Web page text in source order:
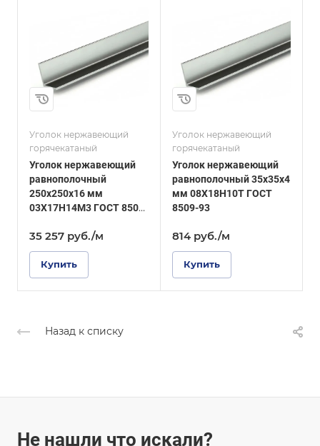
Уголок нержавеющий
горячекатаный
Уголок нержавеющий
равнополочный
250х250х16 мм
03Х17Н14М3 ГОСТ 8509-
35 257 руб./м
Купить
Равнополочный
Высота, мм
35
Толщина, мм
4
ГОСТ, ТУ
ГОСТ 8509-93
Поверхность
Зеркальная
Уголок нержавеющий
горячекатаный
Уголок нержавеющий
равнополочный 35х35х4
мм 08Х18Н10Т ГОСТ
8509-93
814 руб./м
Купить
Неравнополочны
Высота, мм
32
Толщина, мм
AISI 304
ГОСТ, ТУ
DIN 59370
Поверхность
шлифованная
Назад к списку
Не нашли что искали?